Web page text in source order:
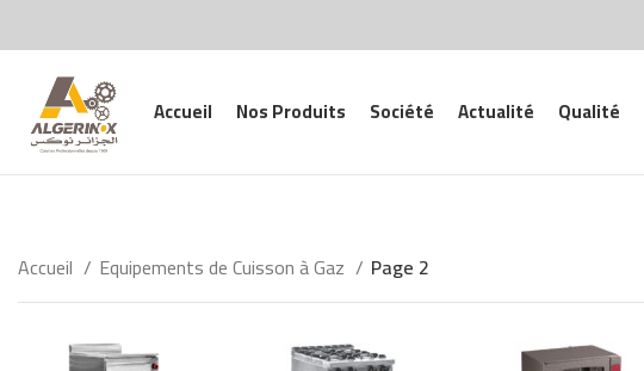
Accueil Nos Produits Société Actualité Qualité
Accueil Equipements de Cuisson à Gaz Page 2